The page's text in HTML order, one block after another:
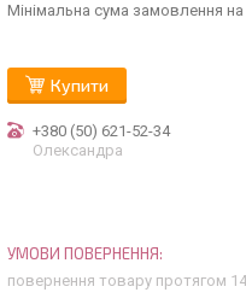
Мінімальна сума замовлення на
Купити
+380 (50) 621-52-34
Олександра
повернення товару протягом